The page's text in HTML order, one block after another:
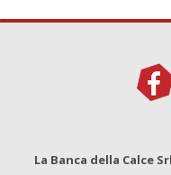
La Banca della Calce Srl